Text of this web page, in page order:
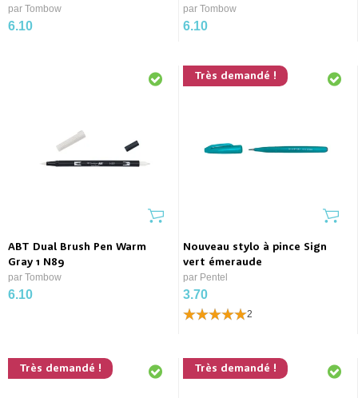
par Tombow
6.10
par Tombow
6.10
ABT Dual Brush Pen Warm
Gray 1 N89
par Tombow
6.10
Très demandé !
Nouveau stylo à pince Sign
vert émeraude
par Pentel
3.70
2
Très demandé ! Très demandé !